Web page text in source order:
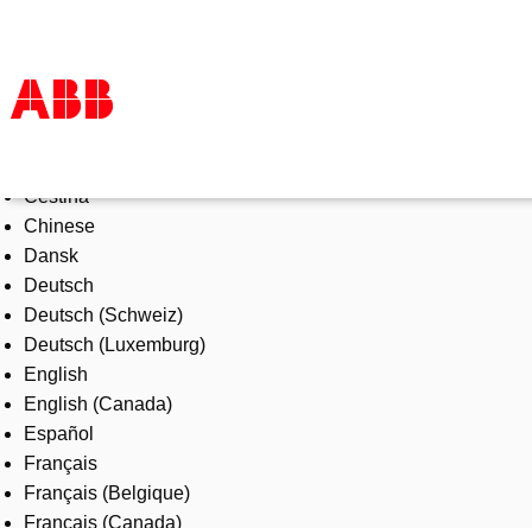
Products & Solutions
Industries
Services
About us
Where to buy
Contact us
Careers
Čeština
Chinese
Dansk
Deutsch
Deutsch (Schweiz)
Deutsch (Luxemburg)
English
English (Canada)
Español
Français
Français (Belgique)
Français (Canada)